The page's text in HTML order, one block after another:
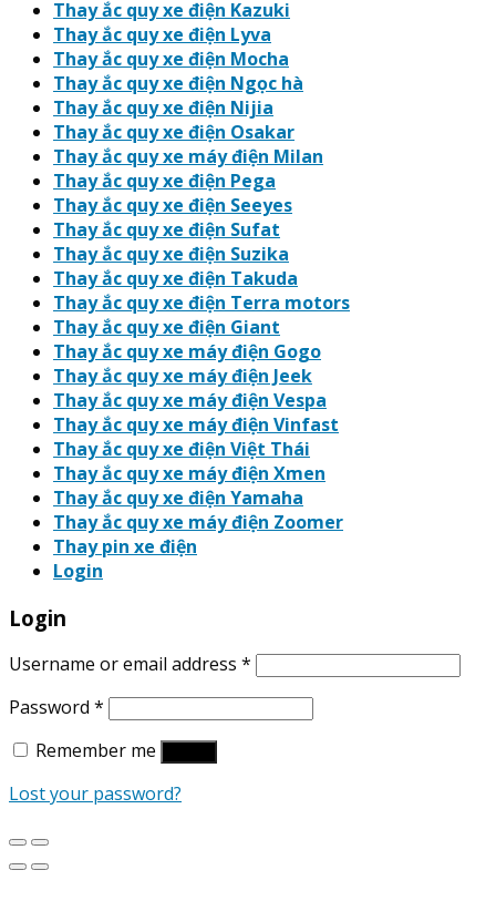
Thay ắc quy xe điện Kazuki
Thay ắc quy xe điện Lyva
Thay ắc quy xe điện Mocha
Thay ắc quy xe điện Ngọc hà
Thay ắc quy xe điện Nijia
Thay ắc quy xe điện Osakar
Thay ắc quy xe máy điện Milan
Thay ắc quy xe điện Pega
Thay ắc quy xe điện Seeyes
Thay ắc quy xe điện Sufat
Thay ắc quy xe điện Suzika
Thay ắc quy xe điện Takuda
Thay ắc quy xe điện Terra motors
Thay ắc quy xe điện Giant
Thay ắc quy xe máy điện Gogo
Thay ắc quy xe máy điện Jeek
Thay ắc quy xe máy điện Vespa
Thay ắc quy xe máy điện Vinfast
Thay ắc quy xe điện Việt Thái
Thay ắc quy xe máy điện Xmen
Thay ắc quy xe điện Yamaha
Thay ắc quy xe máy điện Zoomer
Thay pin xe điện
Login
Login
Username or email address *
Password *
Remember me
Lost your password?